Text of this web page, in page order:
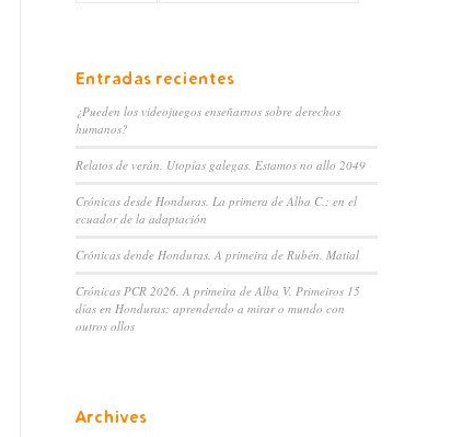
Entradas recientes
¿Pueden los videojuegos enseñarnos sobre derechos
humanos?
Relatos de verán. Utopías galegas. Estamos no allo 2049
Crónicas desde Honduras. La primera de Alba C.: en el
ecuador de la adaptación
Crónicas dende Honduras. A primeira de Rubén. Matial
Crónicas PCR 2026. A primeira de Alba V. Primeiros 15
días en Honduras: aprendendo a mirar o mundo con
outros ollos
Archives